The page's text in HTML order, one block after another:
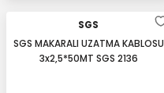
SGS
SGS MAKARALI UZATMA KABLOSU
3x2,5*50MT SGS 2136